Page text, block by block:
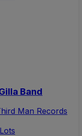
Band
Man Records